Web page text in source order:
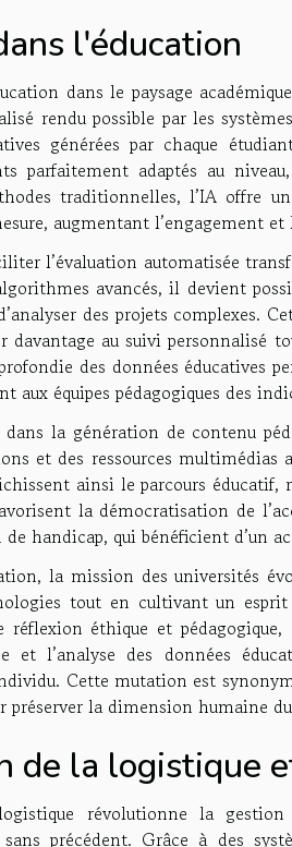
l'éducation
dans le paysage
rendu possible par les
générées par chaque
parfaitement adaptés au
traditionnelles, l’IA offre
augmentant l’engagement
l’évaluation automatisée
avancés, il devient
des projets complexes.
davantage au suivi personnalisé
des données éducatives
aux équipes pédagogiques des
la génération de contenu
et des ressources multimédias
ainsi le parcours éducatif,
la démocratisation de
handicap, qui bénéficient d’un
la mission des universités
tout en cultivant un esprit
réflexion éthique et
et l’analyse des données
Cette mutation est
préserver la dimension humaine
de la logistique
révolutionne la
précédent. Grâce à des